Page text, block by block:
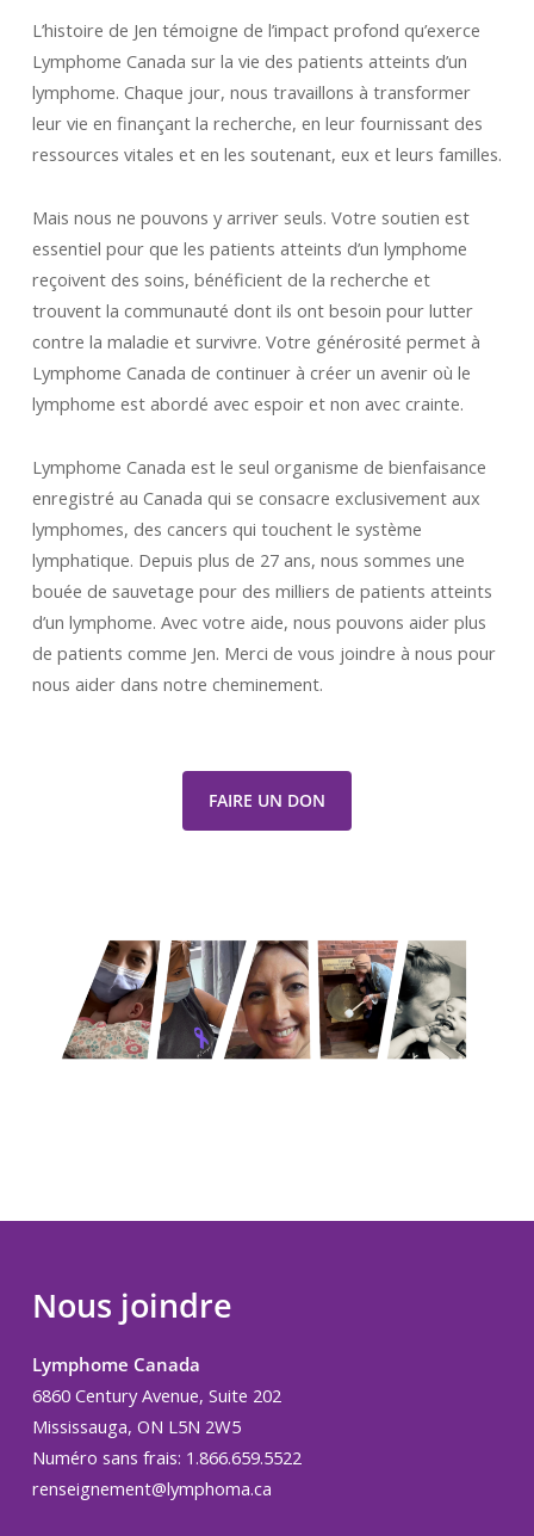
L’histoire de Jen témoigne de l’impact profond qu’exerce
Lymphome Canada sur la vie des patients atteints d’un
lymphome. Chaque jour, nous travaillons à transformer
leur vie en finançant la recherche, en leur fournissant des
ressources vitales et en les soutenant, eux et leurs familles.
Mais nous ne pouvons y arriver seuls. Votre soutien est
essentiel pour que les patients atteints d’un lymphome
reçoivent des soins, bénéficient de la recherche et
trouvent la communauté dont ils ont besoin pour lutter
contre la maladie et survivre. Votre générosité permet à
Lymphome Canada de continuer à créer un avenir où le
lymphome est abordé avec espoir et non avec crainte.
Lymphome Canada est le seul organisme de bienfaisance
enregistré au Canada qui se consacre exclusivement aux
lymphomes, des cancers qui touchent le système
lymphatique. Depuis plus de 27 ans, nous sommes une
bouée de sauvetage pour des milliers de patients atteints
d’un lymphome. Avec votre aide, nous pouvons aider plus
de patients comme Jen. Merci de vous joindre à nous pour
nous aider dans notre cheminement.
FAIRE UN DON
Nous joindre
Lymphome Canada
6860 Century Avenue, Suite 202
Mississauga, ON L5N 2W5
Numéro sans frais: 1.866.659.5522
renseignement@lymphoma.ca